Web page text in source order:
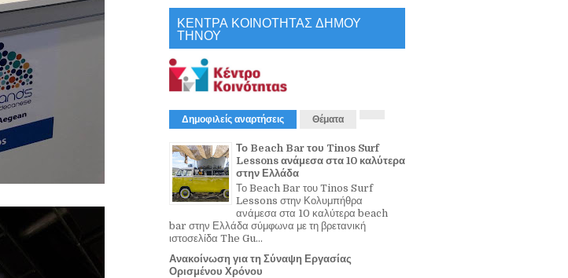
ΚΕΝΤΡΑ ΚΟΙΝΟΤΗΤΑΣ ΔΗΜΟΥ
ΤΗΝΟΥ
Δημοφιλείς αναρτήσεις Θέματα
Το Beach Bar του Tinos Surf
Lessons ανάμεσα στα 10 καλύτερα
στην Ελλάδα
Το Beach Bar του Tinos Surf
Lessons στην Κολυμπήθρα
ανάμεσα στα 10 καλύτερα beach
bar στην Ελλάδα σύμφωνα με τη βρετανική
ιστοσελίδα The Gu...
Ανακοίνωση για τη Σύναψη Εργασίας
Ορισμένου Χρόνου